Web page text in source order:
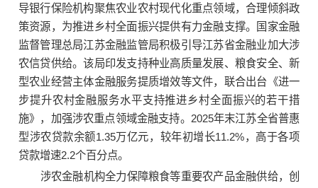
导银行保险机构聚焦农业农村现代化重点领域，合理倾斜政
策资源，为推进乡村全面振兴提供有力金融支撑。国家金融
监督管理总局江苏金融监管局积极引导江苏省金融业加大涉
农信贷供给。该局印发支持种业高质量发展、粮食安全、新
型农业经营主体金融服务提质增效等文件，联合出台《进一
步提升农村金融服务水平支持推进乡村全面振兴的若干措
施》，加强涉农重点领域金融支持。2025年末江苏全省普惠
型涉农贷款余额1.35万亿元，较年初增长11.2%，高于各项
贷款增速2.2个百分点。
涉农金融机构全力保障粮食等重要农产品金融供给，创